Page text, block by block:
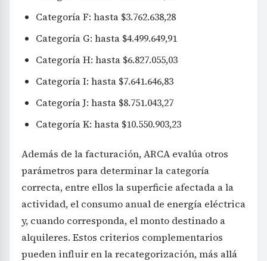
Categoría F: hasta $3.762.638,28
Categoría G: hasta $4.499.649,91
Categoría H: hasta $6.827.055,03
Categoría I: hasta $7.641.646,83
Categoría J: hasta $8.751.043,27
Categoría K: hasta $10.550.903,23
Además de la facturación, ARCA evalúa otros
parámetros para determinar la categoría
correcta, entre ellos la superficie afectada a la
actividad, el consumo anual de energía eléctrica
y, cuando corresponda, el monto destinado a
alquileres. Estos criterios complementarios
pueden influir en la recategorización, más allá